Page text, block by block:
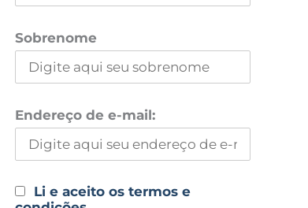
Sobrenome
Endereço de e-mail:
Li e aceito os termos e